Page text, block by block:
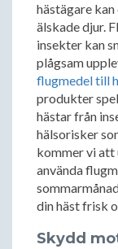
hästägare
älskade djur.
insekter kan
plågsam
flugmedel till
produkter
hästar från
hälsorisker
kommer vi att
använda
din häst frisk
Skydd